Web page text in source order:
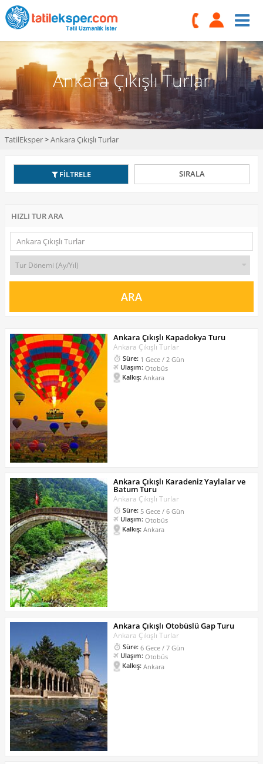
Ankara Çıkışlı Turlar
TatilEksper>Ankara Çıkışlı Turlar
FİLTRELE SIRALA
HIZLI TUR ARA
Ankara Çıkışlı Kapadokya Turu
Ankara Çıkışlı Turlar
Süre: 1 Gece / 2 Gün
Ulaşım: Otobüs
Kalkış: Ankara
Ankara Çıkışlı Karadeniz Yaylalar ve
Batum Turu
Ankara Çıkışlı Turlar
Süre: 5 Gece / 6 Gün
Ulaşım: Otobüs
Kalkış: Ankara
Ankara Çıkışlı Otobüslü Gap Turu
Ankara Çıkışlı Turlar
Süre: 6 Gece / 7 Gün
Ulaşım: Otobüs
Kalkış: Ankara